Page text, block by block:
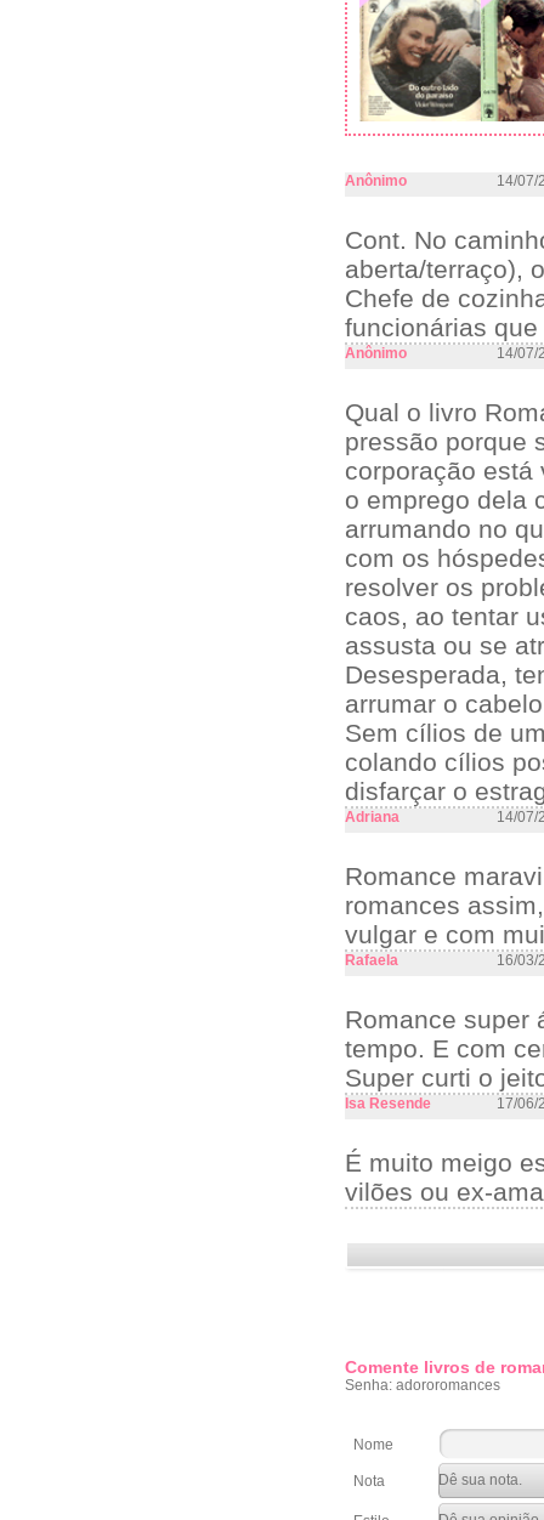
Anônimo 14/07/
Cont. No
aberta/terraço),
Chefe de
funcionárias
Anônimo 14/07/
Qual o livro
pressão porque
corporação está
o emprego dela
arrumando no
com os
resolver os
caos, ao tentar
assusta ou se
Desesperada,
arrumar o
Sem cílios de
colando cílios
disfarçar o
Adriana 14/07/
Romance
romances
vulgar e com
Rafaela 16/03/
Romance super
tempo. E com
Super curti o
Isa Resende 17/06/
É muito meigo
vilões ou ex-
Comente livros de
Senha: adororomances
Nome
Nota